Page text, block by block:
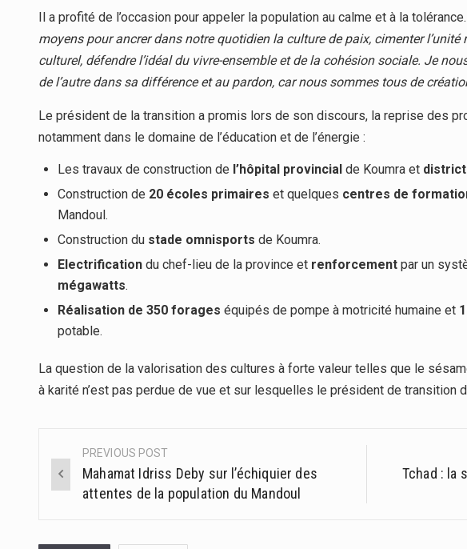
Il a profité de l’occasion pour appeler la population au calme et à la
moyens pour ancrer dans notre quotidien la culture de paix, cimenter
culturel, défendre l’idéal du vivre-ensemble et de la cohésion sociale. Je
de l’autre dans sa différence et au pardon, car nous sommes tous de
Le président de la transition a promis lors de son discours, la reprise des
notamment dans le domaine de l’éducation et de l’énergie :
Les travaux de construction de l’hôpital provincial de Koumra et district
Construction de 20 écoles primaires et quelques centres de
Mandoul.
Construction du stade omnisports de Koumra.
Electrification du chef-lieu de la province et renforcement par un
mégawatts.
Réalisation de 350 forages équipés de pompe à motricité humaine et
potable.
La question de la valorisation des cultures à forte valeur telles que le
à karité n’est pas perdue de vue et sur lesquelles le président de transition
Post
navigation
PREVIOUS POST
Mahamat Idriss Deby sur l’échiquier des
attentes de la population du Mandoul
Tchad : la